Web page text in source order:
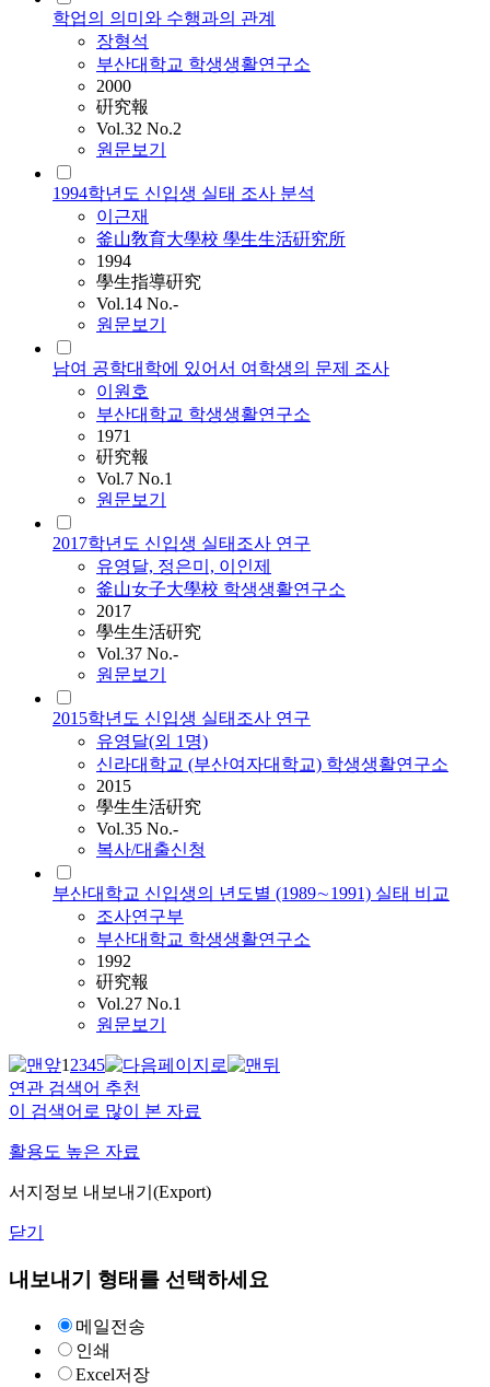
학업의 의미와 수행과의 관계
장형석
부산대학교 학생생활연구소
2000
硏究報
Vol.32 No.2
원문보기
1994학년도 신입생 실태 조사 분석
이근재
釜山敎育大學校 學生生活硏究所
1994
學生指導硏究
Vol.14 No.-
원문보기
남여 공학대학에 있어서 여학생의 문제 조사
이원호
부산대학교 학생생활연구소
1971
硏究報
Vol.7 No.1
원문보기
2017학년도 신입생 실태조사 연구
유영달, 정은미, 이인제
釜山女子大學校 학생생활연구소
2017
學生生活硏究
Vol.37 No.-
원문보기
2015학년도 신입생 실태조사 연구
유영달(외 1명)
신라대학교 (부산여자대학교) 학생생활연구소
2015
學生生活硏究
Vol.35 No.-
복사/대출신청
부산대학교 신입생의 년도별 (1989∼1991) 실태 비교
조사연구부
부산대학교 학생생활연구소
1992
硏究報
Vol.27 No.1
원문보기
12345
연관 검색어 추천
이 검색어로 많이 본 자료
활용도 높은 자료
서지정보 내보내기(Export)
닫기
내보내기 형태를 선택하세요
메일전송
인쇄
Excel저장